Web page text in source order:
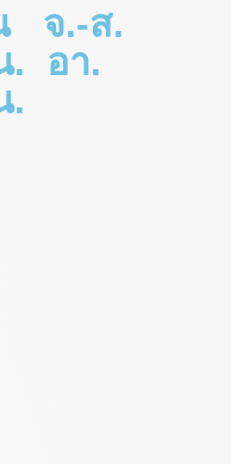
จ.-ส.
. อา.
.